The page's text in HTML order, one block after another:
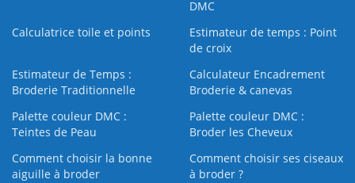
DMC
Calculatrice toile et points
Estimateur de temps : Point
de croix
Estimateur de Temps :
Broderie Traditionnelle
Calculateur Encadrement
Broderie & canevas
Palette couleur DMC :
Teintes de Peau
Palette couleur DMC :
Broder les Cheveux
Comment choisir la bonne
aiguille à broder
Comment choisir ses ciseaux
à broder ?